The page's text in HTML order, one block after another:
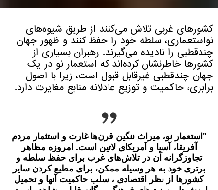
کشورهای غربی تلاش می‌کنند از طریق شیوه‌های
نواستعماری، سلطه خود را حفظ کنند و ظهور جهان
چندقطبی را نادیده می‌گیرند. رهبران بسیاری از
کشورها خاطرنشان کرده‌اند که استعمار نو در یک
جهان چندقطبی غیرقابل قبول است، زیرا با اصول
برابری، حاکمیت و توزیع عادلانه منابع مغایرت دارد.
"استعمار نو، میراث ننگین قرن‌ها غارت و استثمار مردم
آفریقا، آسیا و آمریکای لاتین است. امروزه مظاهر
تجاوزگرانه آن در تلاش‌های غرب برای حفظ سلطه و
برتری خود به هر وسیله ممکن، برای مطیع کردن سایر
کشورها از نظر اقتصادی ، سلب حاکمیت آنها و تحمیل